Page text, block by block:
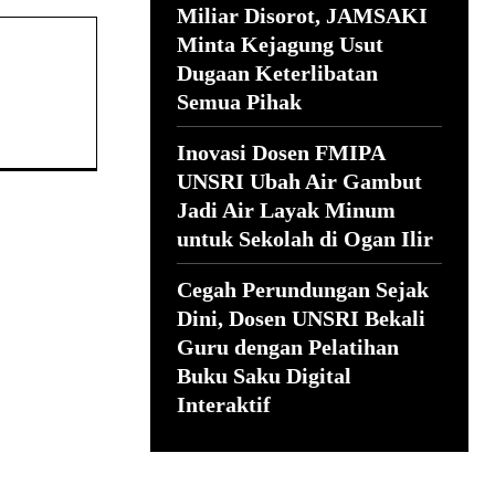
Miliar Disorot, JAMSAKI
Minta Kejagung Usut
Dugaan Keterlibatan
Semua Pihak
Inovasi Dosen FMIPA
UNSRI Ubah Air Gambut
Jadi Air Layak Minum
untuk Sekolah di Ogan Ilir
Cegah Perundungan Sejak
Dini, Dosen UNSRI Bekali
Guru dengan Pelatihan
Buku Saku Digital
Interaktif